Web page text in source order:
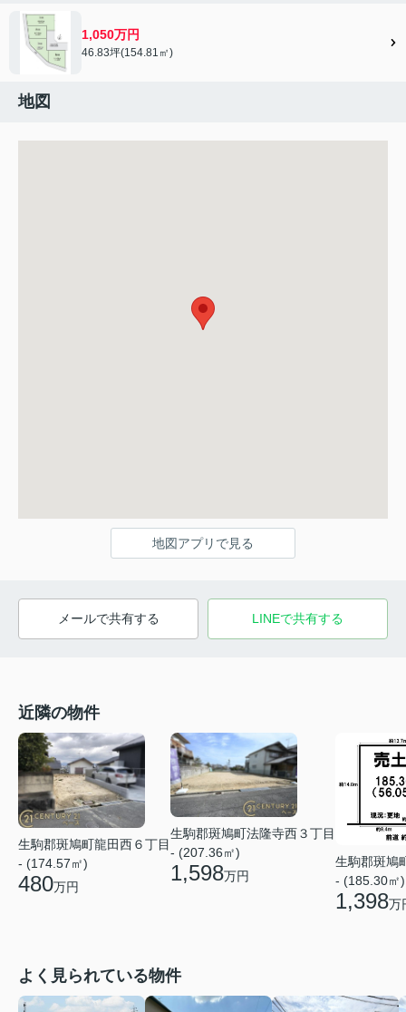
1,050万円
46.83坪(154.81㎡)
地図
地図アプリで見る
メールで共有する LINEで共有する
近隣の物件
生駒郡斑鳩町龍田西６丁目
- (174.57㎡)
480万円
生駒郡斑鳩町法隆寺西３丁目
- (207.36㎡)
1,598万円
生駒郡斑鳩
- (185.30㎡)
1,398万
よく見られている物件